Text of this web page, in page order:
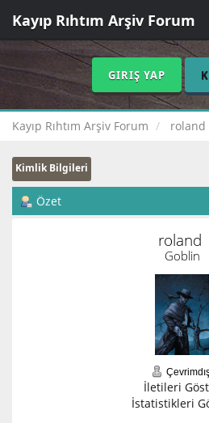
Kayıp Rıhtım Arşiv Forum
GIRIŞ YAP
Kayıp Rıhtım Arşiv Forum
Kimlik Bilgileri
Özet
roland
Goblin
İletileri
İstatistikleri